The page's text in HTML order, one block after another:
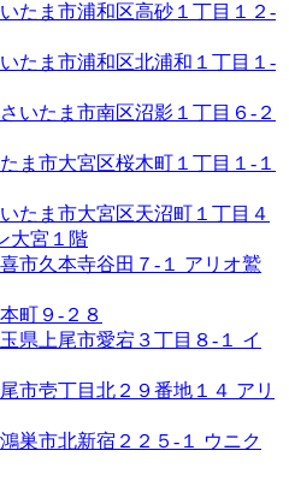
たま市浦和区高砂１丁目１２-
たま市浦和区北浦和１丁目１-
いたま市南区沼影１丁目６-２
ま市大宮区桜木町１丁目１-１
たま市大宮区天沼町１丁目４
大宮１階
市久本寺谷田７-１ アリオ鷲
町９-２８
県上尾市愛宕３丁目８-１ イ
市壱丁目北２９番地１４ アリ
巣市北新宿２２５-１ ウニク